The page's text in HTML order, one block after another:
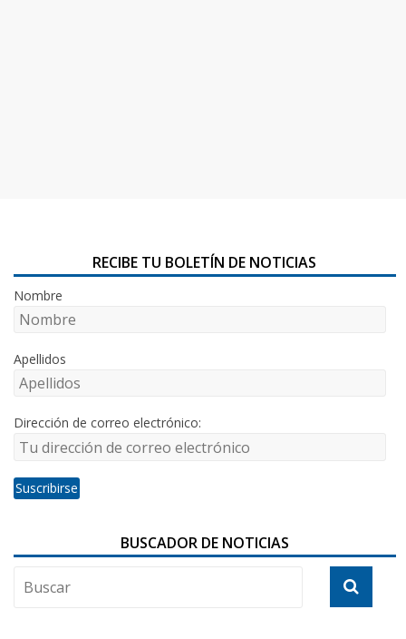
RECIBE TU BOLETÍN DE NOTICIAS
Nombre
Apellidos
Dirección de correo electrónico:
BUSCADOR DE NOTICIAS